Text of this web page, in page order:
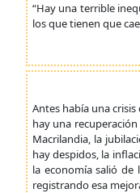
“Hay una terrible
los que tienen que
Antes había una
hay una
Macrilandia, la
hay despidos, la
la economía salió de
registrando esa